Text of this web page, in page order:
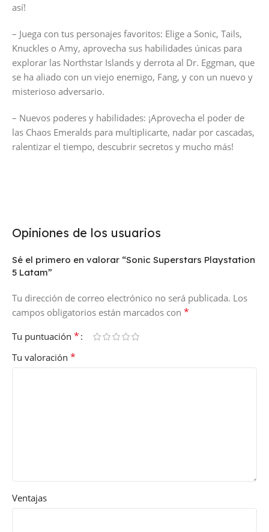
así!
– Juega con tus personajes favoritos: Elige a Sonic, Tails,
Knuckles o Amy, aprovecha sus habilidades únicas para
explorar las Northstar Islands y derrota al Dr. Eggman, que
se ha aliado con un viejo enemigo, Fang, y con un nuevo y
misterioso adversario.
– Nuevos poderes y habilidades: ¡Aprovecha el poder de
las Chaos Emeralds para multiplicarte, nadar por cascadas,
ralentizar el tiempo, descubrir secretos y mucho más!
Opiniones de los usuarios
Sé el primero en valorar “Sonic Superstars Playstation
5 Latam”
Tu dirección de correo electrónico no será publicada. Los
campos obligatorios están marcados con *
Tu puntuación *
Tu valoración *
Ventajas